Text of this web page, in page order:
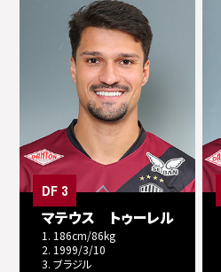
DF 3
マテウス トゥーレル
1. 186cm/86kg
2. 1999/3/10
3. ブラジル